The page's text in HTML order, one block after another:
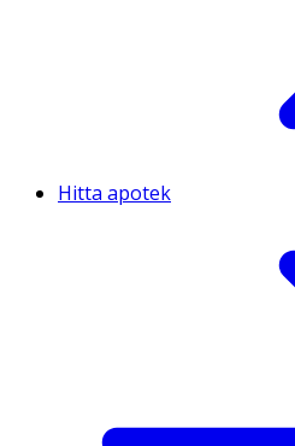
Hitta apotek